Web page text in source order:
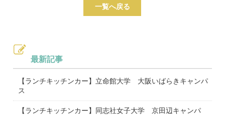
一覧へ戻る
最新記事
【ランチキッチンカー】立命館大学 大阪いばらきキャンパ
ス
【ランチキッチンカー】同志社女子大学 京田辺キャンパ